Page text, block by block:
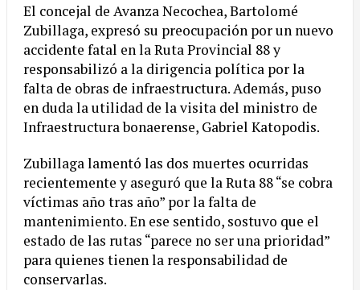
El concejal de Avanza Necochea, Bartolomé
Zubillaga, expresó su preocupación por un nuevo
accidente fatal en la Ruta Provincial 88 y
responsabilizó a la dirigencia política por la
falta de obras de infraestructura. Además, puso
en duda la utilidad de la visita del ministro de
Infraestructura bonaerense, Gabriel Katopodis.
Zubillaga lamentó las dos muertes ocurridas
recientemente y aseguró que la Ruta 88 “se cobra
víctimas año tras año” por la falta de
mantenimiento. En ese sentido, sostuvo que el
estado de las rutas “parece no ser una prioridad”
para quienes tienen la responsabilidad de
conservarlas.